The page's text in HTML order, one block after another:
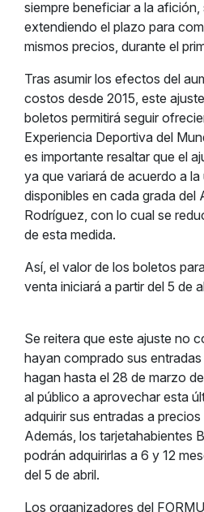
siempre beneficiar a la
extendiendo el plazo para
mismos precios, durante el
Tras asumir los efectos del
costos desde 2015, este
boletos permitirá seguir
Experiencia Deportiva del
es importante resaltar que el
ya que variará de acuerdo a
disponibles en cada grada del
Rodríguez, con lo cual se
de esta medida.
Así, el valor de los boletos
venta iniciará a partir del 5 de
Se reitera que este ajuste no
hayan comprado sus
hagan hasta el 28 de marzo
al público a aprovechar esta
adquirir sus entradas a
Además, los tarjetahabientes
podrán adquirirlas a 6 y 12
del 5 de abril.
Los organizadores del